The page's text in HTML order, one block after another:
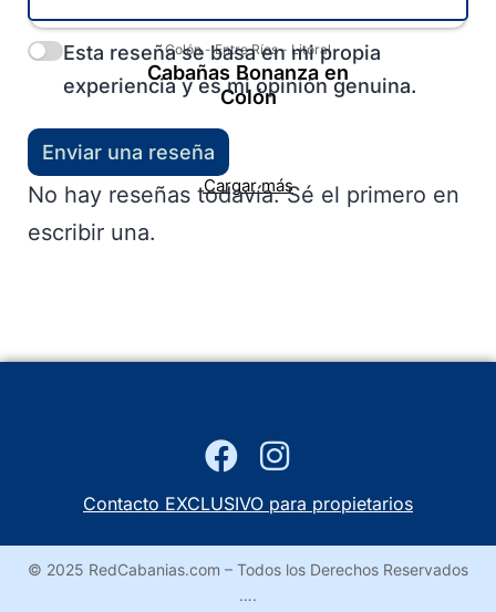
Colón-Entre Ríos- Litoral
Cabañas Bonanza en
Colón
Cargar más
Esta reseña se basa en mi propia
experiencia y es mi opinión genuina.
Enviar una reseña
No hay reseñas todavía. Sé el primero en
escribir una.
Contacto EXCLUSIVO para propietarios
© 2025 RedCabanias.com – Todos los Derechos Reservados
….